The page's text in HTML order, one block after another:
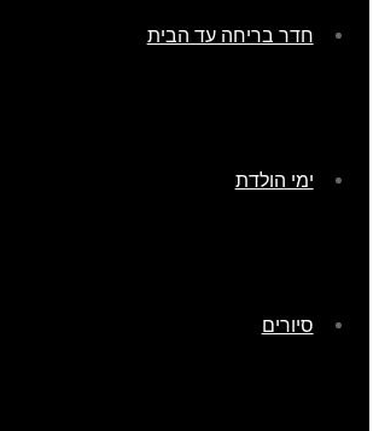
חדר בריחה עד הבית
ימי הולדת
סיורים